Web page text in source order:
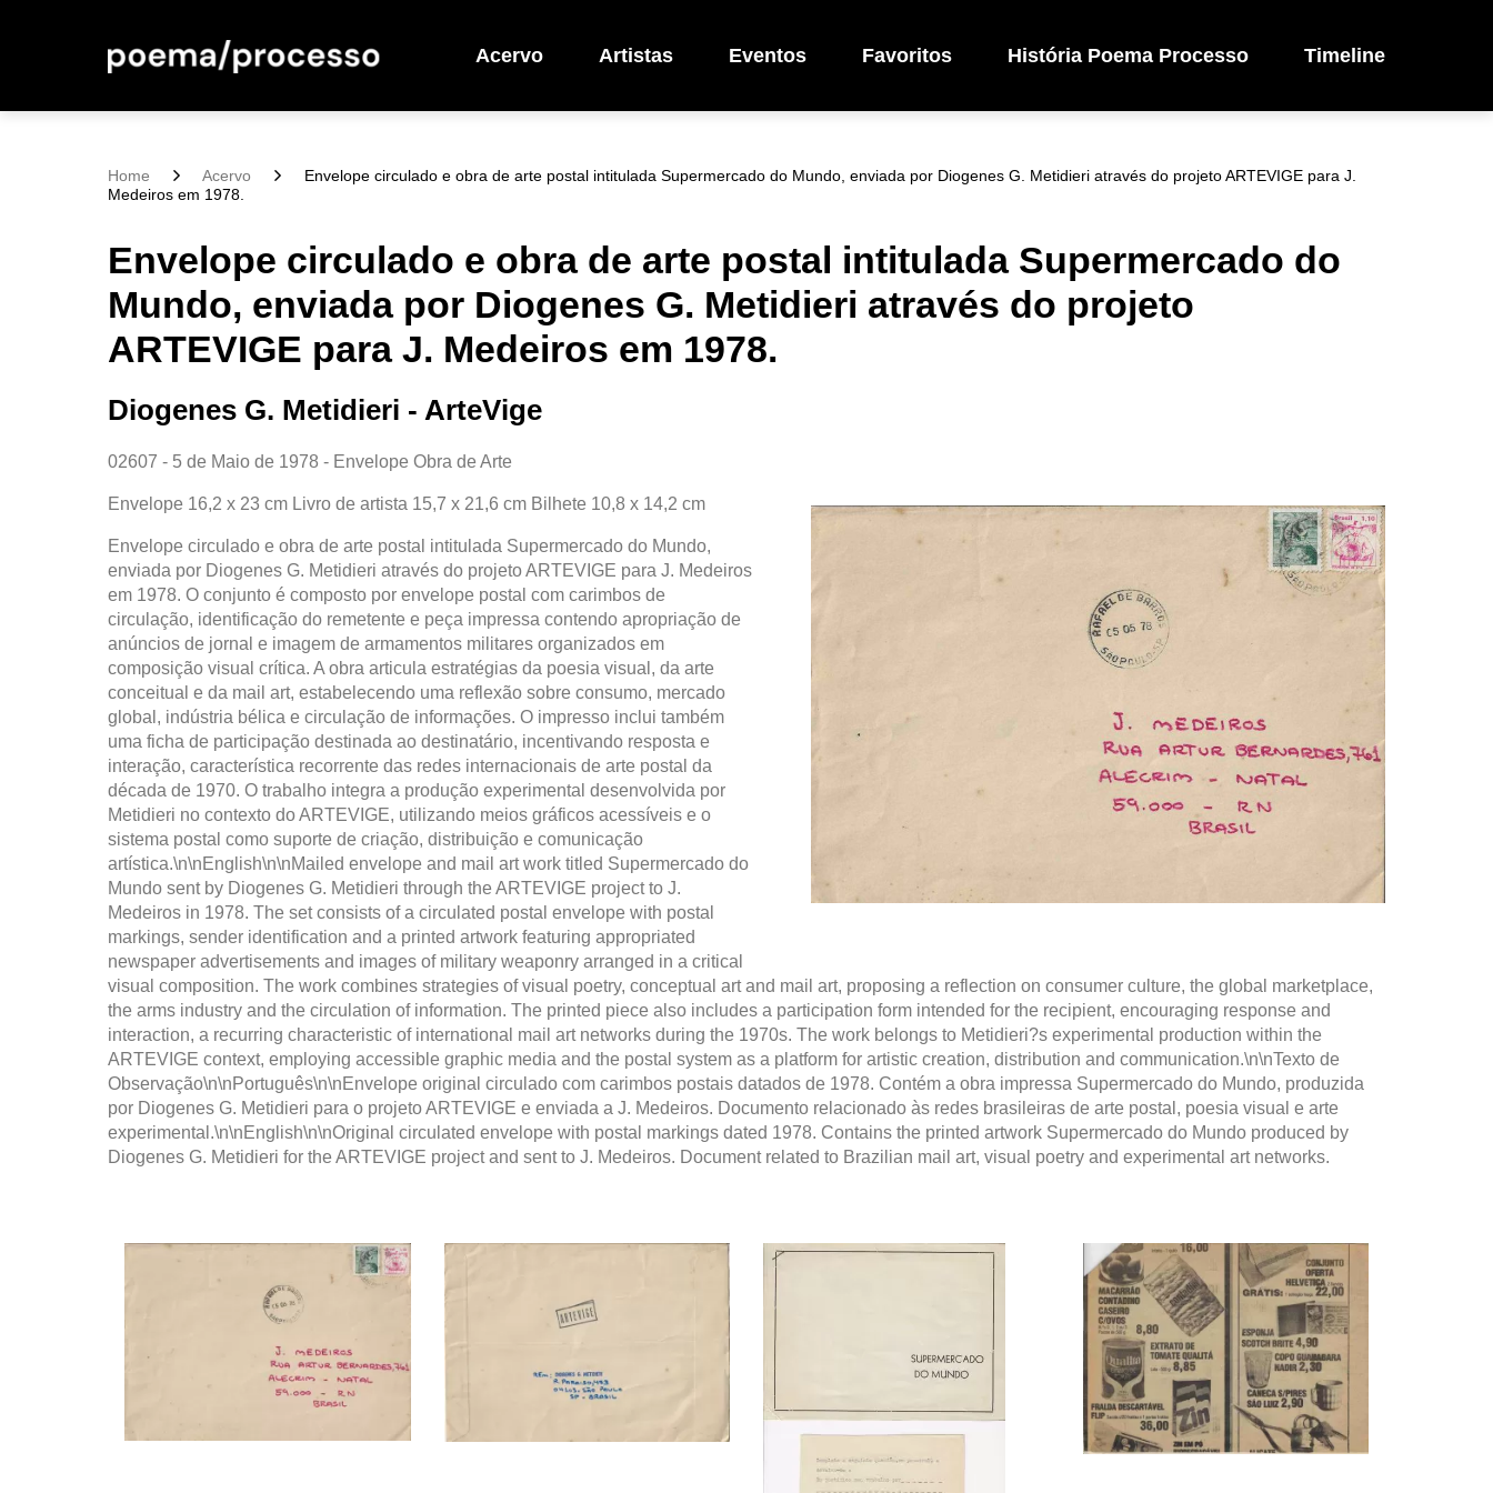
Acervo Artistas Eventos Favoritos História Poema Processo Timeline
Home Acervo
Envelope circulado e obra de arte postal intitulada Supermercado do Mundo, enviada por Diogenes G. Metidieri através do projeto ARTEVIGE para J.
Medeiros em 1978.
Envelope circulado e obra de arte postal intitulada Supermercado do
Mundo, enviada por Diogenes G. Metidieri através do projeto
ARTEVIGE para J. Medeiros em 1978.
Diogenes G. Metidieri - ArteVige
02607 - 5 de Maio de 1978 - Envelope Obra de Arte
Envelope 16,2 x 23 cm Livro de artista 15,7 x 21,6 cm Bilhete 10,8 x 14,2 cm
Envelope circulado e obra de arte postal intitulada Supermercado do Mundo,
enviada por Diogenes G. Metidieri através do projeto ARTEVIGE para J. Medeiros
em 1978. O conjunto é composto por envelope postal com carimbos de
circulação, identificação do remetente e peça impressa contendo apropriação de
anúncios de jornal e imagem de armamentos militares organizados em
composição visual crítica. A obra articula estratégias da poesia visual, da arte
conceitual e da mail art, estabelecendo uma reflexão sobre consumo, mercado
global, indústria bélica e circulação de informações. O impresso inclui também
uma ficha de participação destinada ao destinatário, incentivando resposta e
interação, característica recorrente das redes internacionais de arte postal da
década de 1970. O trabalho integra a produção experimental desenvolvida por
Metidieri no contexto do ARTEVIGE, utilizando meios gráficos acessíveis e o
sistema postal como suporte de criação, distribuição e comunicação
artística.\n\nEnglish\n\nMailed envelope and mail art work titled Supermercado do
Mundo sent by Diogenes G. Metidieri through the ARTEVIGE project to J.
Medeiros in 1978. The set consists of a circulated postal envelope with postal
markings, sender identification and a printed artwork featuring appropriated
newspaper advertisements and images of military weaponry arranged in a critical
visual composition. The work combines strategies of visual poetry, conceptual art and mail art, proposing a reflection on consumer culture, the global marketplace,
the arms industry and the circulation of information. The printed piece also includes a participation form intended for the recipient, encouraging response and
interaction, a recurring characteristic of international mail art networks during the 1970s. The work belongs to Metidieri?s experimental production within the
ARTEVIGE context, employing accessible graphic media and the postal system as a platform for artistic creation, distribution and communication.\n\nTexto de
Observação\n\nPortuguês\n\nEnvelope original circulado com carimbos postais datados de 1978. Contém a obra impressa Supermercado do Mundo, produzida
por Diogenes G. Metidieri para o projeto ARTEVIGE e enviada a J. Medeiros. Documento relacionado às redes brasileiras de arte postal, poesia visual e arte
experimental.\n\nEnglish\n\nOriginal circulated envelope with postal markings dated 1978. Contains the printed artwork Supermercado do Mundo produced by
Diogenes G. Metidieri for the ARTEVIGE project and sent to J. Medeiros. Document related to Brazilian mail art, visual poetry and experimental art networks.